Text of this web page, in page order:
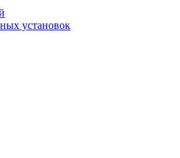
установок